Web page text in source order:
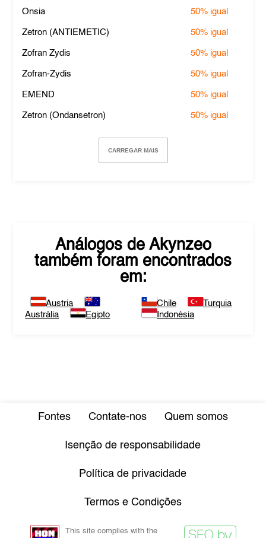
Onsia 50% igual
Zetron (ANTIEMETIC) 50% igual
Zofran Zydis 50% igual
Zofran-Zydis 50% igual
EMEND 50% igual
Zetron (Ondansetron) 50% igual
CARREGAR MAIS
Análogos de Akynzeo
também foram encontrados
em:
Austria
Austrália
Egipto
Chile
Turquia
Indonésia
Fontes Contate-nos Quem somos
Isenção de responsabilidade
Política de privacidade
Termos e Condições
This site complies with the